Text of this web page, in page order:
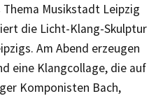
Musikstadt Leipzig
die Licht-Klang-Skulptur
Am Abend erzeugen
eine Klangcollage, die auf
Komponisten Bach,